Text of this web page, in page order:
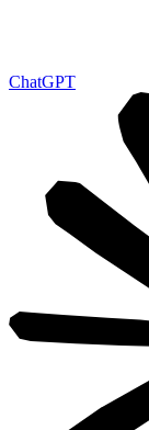
ChatGPT